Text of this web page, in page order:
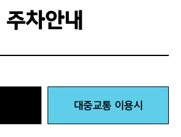
주차안내
대중교통 이용시